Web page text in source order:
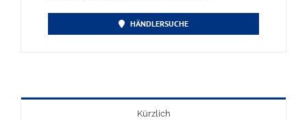
HÄNDLERSUCHE
Kürzlich